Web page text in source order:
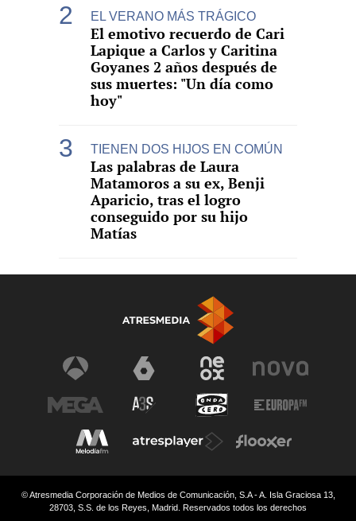
EL VERANO MÁS TRÁGICO
El emotivo recuerdo de Cari
Lapique a Carlos y Caritina
Goyanes 2 años después de
sus muertes: "Un día como
hoy"
TIENEN DOS HIJOS EN COMÚN
Las palabras de Laura
Matamoros a su ex, Benji
Aparicio, tras el logro
conseguido por su hijo
Matías
© Atresmedia Corporación de Medios de Comunicación, S.A - A. Isla Graciosa 13,
28703, S.S. de los Reyes, Madrid. Reservados todos los derechos